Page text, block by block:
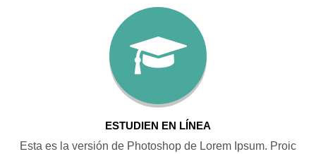
ESTUDIEN EN LÍNEA
Esta es la versión de Photoshop de Lorem Ipsum. Proic